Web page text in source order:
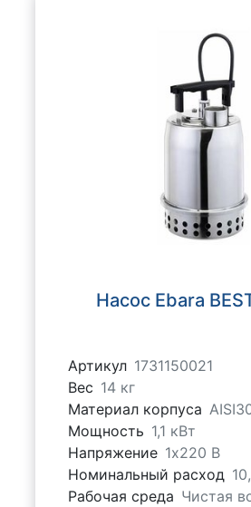
Насос Ebara
Артикул 1731150021
Вес 14 кг
Материал корпуса
Мощность 1,1 кВт
Напряжение 1х220 В
Номинальный расход
Рабочая среда Чистая